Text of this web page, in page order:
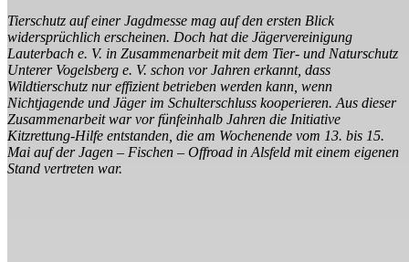
Tierschutz auf einer Jagdmesse mag auf den ersten Blick
widersprüchlich erscheinen. Doch hat die Jägervereinigung
Lauterbach e. V. in Zusammenarbeit mit dem Tier- und Naturschutz
Unterer Vogelsberg e. V. schon vor Jahren erkannt, dass
Wildtierschutz nur effizient betrieben werden kann, wenn
Nichtjagende und Jäger im Schulterschluss kooperieren. Aus dieser
Zusammenarbeit war vor fünfeinhalb Jahren die Initiative
Kitzrettung-Hilfe entstanden, die am Wochenende vom 13. bis 15.
Mai auf der Jagen – Fischen – Offroad in Alsfeld mit einem eigenen
Stand vertreten war.